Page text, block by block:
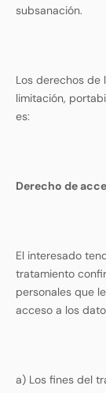
subsanación.
Los derechos de
limitación,
es:
Derecho de
El interesado
tratamiento
personales que
acceso a los
a) Los fines del